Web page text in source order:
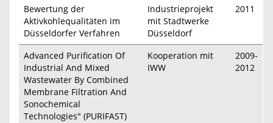
Bewertung der
Aktivkohlequalitäten im
Düsseldorfer Verfahren
Industrieprojekt
mit Stadtwerke
Düsseldorf
2011
Advanced Purification Of
Industrial And Mixed
Wastewater By Combined
Membrane Filtration And
Sonochemical
Technologies" (PURIFAST)
Kooperation mit
IWW
2009-
2012